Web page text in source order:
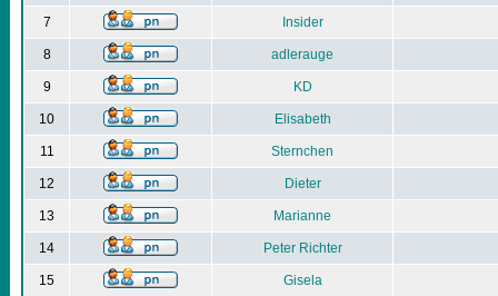
7 Insider
8 adlerauge
9 KD
10 Elisabeth
11 Sternchen
12 Dieter
13 Marianne
14 Peter Richter
15 Gisela